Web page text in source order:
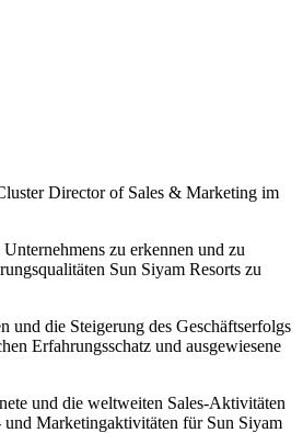
Director of Sales & Marketing im
zu erkennen und zu
Sun Siyam Resorts zu
die Steigerung des Geschäftserfolgs
Erfahrungsschatz und ausgewiesene
und die weltweiten Sales-Aktivitäten
und Marketingaktivitäten für Sun Siyam